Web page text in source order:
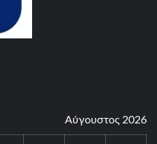
Αύγουστος 2026